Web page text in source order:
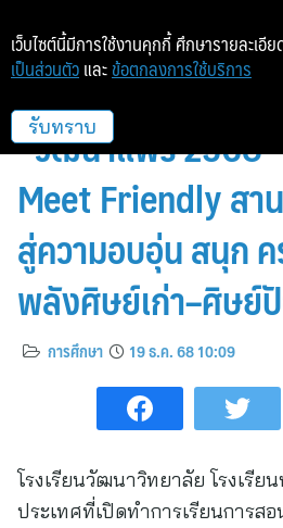
โรงเรียนวัฒนาวิทยา
“วัฒนาแฟร์
Meet Friendly สา
สู่ความอบอุ่น สนุก
พลังศิษย์เก่า–ศิษย์
การศึกษา 19 ธ.ค. 68 10:09
โรงเรียนวัฒนาวิทยาลัย โรงเรี
ประเทศที่เปิดทำการเรียนการส
เว็บไซต์นี้มีการใช้งานคุกกี้ ศึกษารายละเอีย
เป็นส่วนตัว และ ข้อตกลงการใช้บริการ
รับทราบ